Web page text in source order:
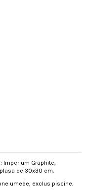
Imperium Graphite,
de 30x30 cm.
umede, exclus piscine.